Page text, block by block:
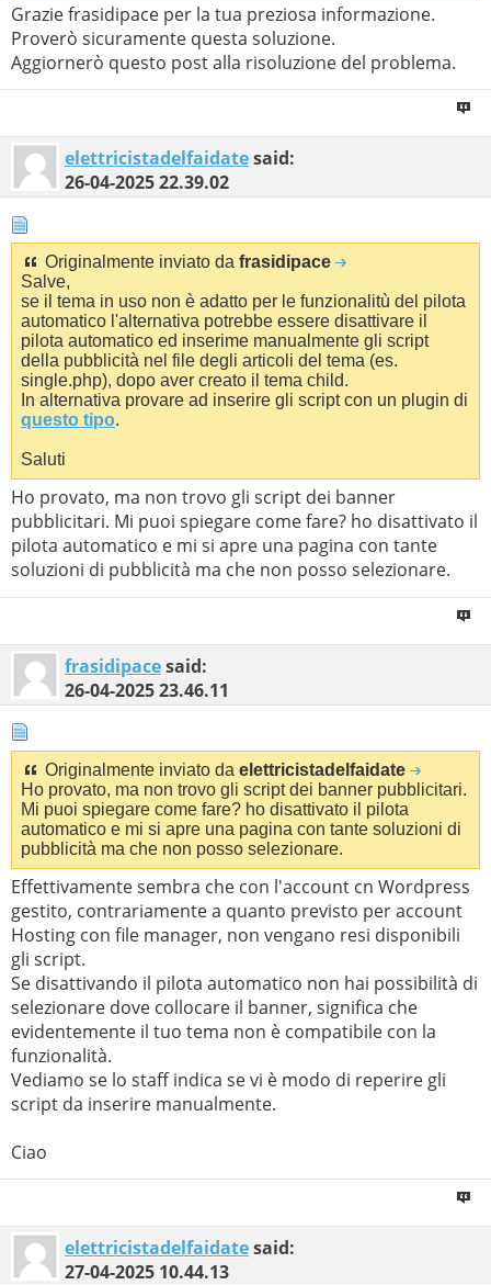
Grazie frasidipace per la tua preziosa informazione.
Proverò sicuramente questa soluzione.
Aggiornerò questo post alla risoluzione del problema.
elettricistadelfaidatesaid:
26-04-202522.39.02
Originalmente inviato da frasidipace
Salve,
se il tema in uso non è adatto per le funzionalitù del pilota
automatico l'alternativa potrebbe essere disattivare il
pilota automatico ed inserime manualmente gli script
della pubblicità nel file degli articoli del tema (es.
single.php), dopo aver creato il tema child.
In alternativa provare ad inserire gli script con un plugin di
questo tipo.
Saluti
Ho provato, ma non trovo gli script dei banner
pubblicitari. Mi puoi spiegare come fare? ho disattivato il
pilota automatico e mi si apre una pagina con tante
soluzioni di pubblicità ma che non posso selezionare.
frasidipacesaid:
26-04-202523.46.11
Originalmente inviato da elettricistadelfaidate
Ho provato, ma non trovo gli script dei banner pubblicitari.
Mi puoi spiegare come fare? ho disattivato il pilota
automatico e mi si apre una pagina con tante soluzioni di
pubblicità ma che non posso selezionare.
Effettivamente sembra che con l'account cn Wordpress
gestito, contrariamente a quanto previsto per account
Hosting con file manager, non vengano resi disponibili
gli script.
Se disattivando il pilota automatico non hai possibilità di
selezionare dove collocare il banner, significa che
evidentemente il tuo tema non è compatibile con la
funzionalità.
Vediamo se lo staff indica se vi è modo di reperire gli
script da inserire manualmente.
Ciao
elettricistadelfaidatesaid:
27-04-2025 10.44.13